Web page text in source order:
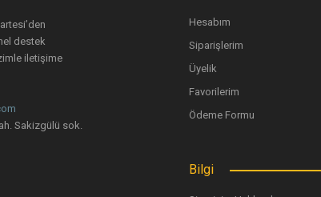
Gönder
destek
iletişime
Sakizgülü sok.
Hesabım
Siparişlerim
Üyelik
Favorilerim
Ödeme Formu
Bilgi